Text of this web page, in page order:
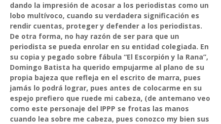
dando la impresión de acosar a los periodistas como un
lobo multívoco, cuando su verdadera significación es
rendir cuentas, proteger y defender a los periodistas.
De otra forma, no hay razón de ser para que un
periodista se pueda enrolar en su entidad colegiada. En
su copia y pegado sobre fábula “El Escorpión y la Rana”,
Domingo Batista ha querido empujarme al plano de su
propia bajeza que refleja en el escrito de marra, pues
jamás lo podrá lograr, pues antes de colocarme en su
espejo prefiero que ruede mi cabeza, (de antemano veo
como este personaje del IPPP se frotas las manos
cuando lea sobre me cabeza, pues conozco my bien sus